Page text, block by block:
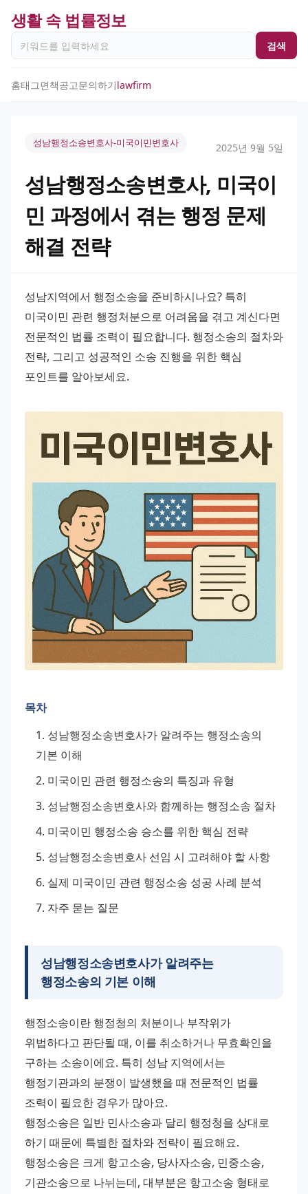
생활 속 법률정보
검색
홈태그면책공고문의하기lawfirm
성남행정소송변호사-미국이민변호사 2025년 9월 5일
성남행정소송변호사, 미국이
민 과정에서 겪는 행정 문제
해결 전략
성남지역에서 행정소송을 준비하시나요? 특히
미국이민 관련 행정처분으로 어려움을 겪고 계신다면
전문적인 법률 조력이 필요합니다. 행정소송의 절차와
전략, 그리고 성공적인 소송 진행을 위한 핵심
포인트를 알아보세요.
목차
성남행정소송변호사가 알려주는 행정소송의
기본 이해
미국이민 관련 행정소송의 특징과 유형
성남행정소송변호사와 함께하는 행정소송 절차
미국이민 행정소송 승소를 위한 핵심 전략
성남행정소송변호사 선임 시 고려해야 할 사항
실제 미국이민 관련 행정소송 성공 사례 분석
자주 묻는 질문
성남행정소송변호사가 알려주는
행정소송의 기본 이해
행정소송이란 행정청의 처분이나 부작위가
위법하다고 판단될 때, 이를 취소하거나 무효확인을
구하는 소송이에요. 특히 성남 지역에서는
행정기관과의 분쟁이 발생했을 때 전문적인 법률
조력이 필요한 경우가 많아요.
행정소송은 일반 민사소송과 달리 행정청을 상대로
하기 때문에 특별한 절차와 전략이 필요해요.
행정소송은 크게 항고소송, 당사자소송, 민중소송,
기관소송으로 나뉘는데, 대부분은 항고소송 형태로